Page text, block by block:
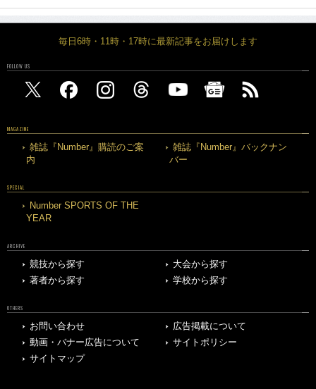
毎日6時・11時・17時に最新記事をお届けします
FOLLOW US
MAGAZINE
雑誌『Number』購読のご案
内
雑誌『Number』バックナン
バー
SPECIAL
Number SPORTS OF THE
YEAR
ARCHIVE
競技から探す
大会から探す
著者から探す
学校から探す
OTHERS
お問い合わせ
広告掲載について
動画・バナー広告について
サイトポリシー
サイトマップ